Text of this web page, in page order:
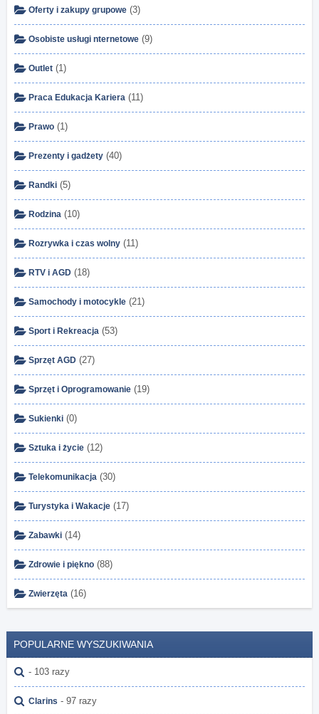
Oferty i zakupy grupowe (3)
Osobiste usługi nternetowe (9)
Outlet (1)
Praca Edukacja Kariera (11)
Prawo (1)
Prezenty i gadżety (40)
Randki (5)
Rodzina (10)
Rozrywka i czas wolny (11)
RTV i AGD (18)
Samochody i motocykle (21)
Sport i Rekreacja (53)
Sprzęt AGD (27)
Sprzęt i Oprogramowanie (19)
Sukienki (0)
Sztuka i życie (12)
Telekomunikacja (30)
Turystyka i Wakacje (17)
Zabawki (14)
Zdrowie i piękno (88)
Zwierzęta (16)
POPULARNE WYSZUKIWANIA
- 103 razy
Clarins - 97 razy